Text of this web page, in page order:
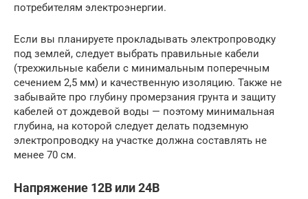
потребителям электроэнергии.
Если вы планируете прокладывать электропроводку
под землей, следует выбрать правильные кабели
(трехжильные кабели с минимальным поперечным
сечением 2,5 мм) и качественную изоляцию. Также не
забывайте про глубину промерзания грунта и защиту
кабелей от дождевой воды — поэтому минимальная
глубина, на которой следует делать подземную
электропроводку на участке должна составлять не
менее 70 см.
Напряжение 12В или 24В